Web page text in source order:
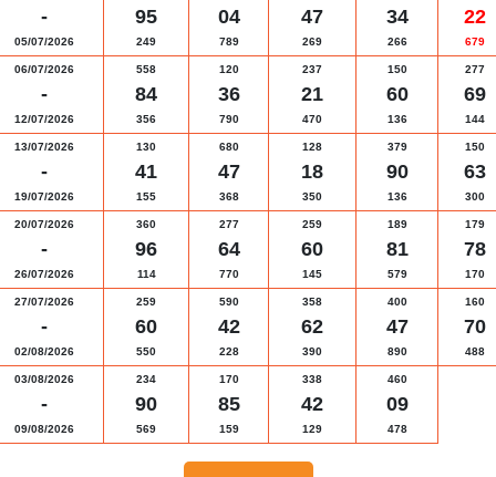
-
05/07/2026
95
249
04
789
47
269
34
266
22
679
06/07/2026
-
12/07/2026
558
84
356
120
36
790
237
21
470
150
60
136
277
69
144
13/07/2026
-
19/07/2026
130
41
155
680
47
368
128
18
350
379
90
136
150
63
300
20/07/2026
-
26/07/2026
360
96
114
277
64
770
259
60
145
189
81
579
179
78
170
27/07/2026
-
02/08/2026
259
60
550
590
42
228
358
62
390
400
47
890
160
70
488
03/08/2026
-
09/08/2026
234
90
569
170
85
159
338
42
129
460
09
478